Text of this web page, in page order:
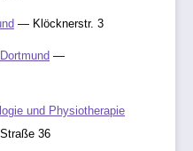
— Klöcknerstr. 3
—
und Physiotherapie
36